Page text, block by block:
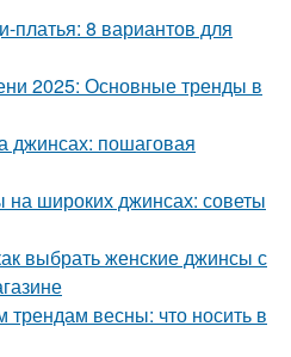
платья: 8 вариантов для
2025: Основные тренды в
джинсах: пошаговая
на широких джинсах: советы
выбрать женские джинсы с
весны: что носить в